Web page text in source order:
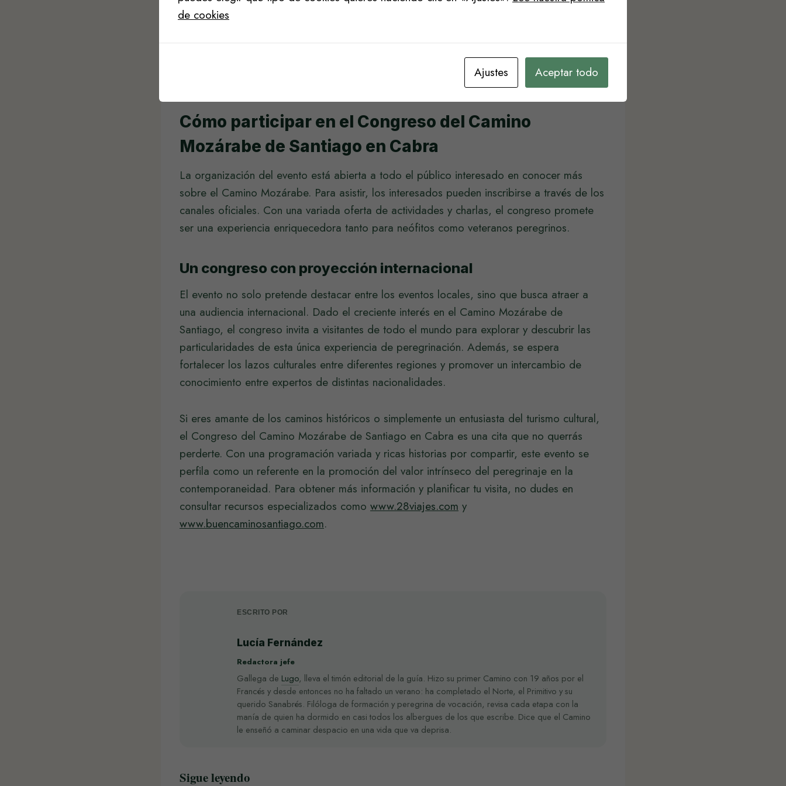
El congreso se enfoca no solo en el camino en sí, sino también en las comunidades
locales que lo sostienen. Se discutirán estrategias para que los pueblos a lo largo de la
ruta se beneficien del turismo que genera el Camino Mozárabe. Se destacará cómo estas
comunidades pueden preservar su cultura y tradiciones mientras acogen a los miles de
Cómo participar en el Congreso del Camino
Mozárabe de Santiago en Cabra
La organización del evento está abierta a todo el público interesado en conocer más
sobre el Camino Mozárabe. Para asistir, los interesados pueden inscribirse a través de los
canales oficiales. Con una variada oferta de actividades y charlas, el congreso promete
ser una experiencia enriquecedora tanto para neófitos como veteranos peregrinos.
Un congreso con proyección internacional
El evento no solo pretende destacar entre los eventos locales, sino que busca atraer a
una audiencia internacional. Dado el creciente interés en el Camino Mozárabe de
Santiago, el congreso invita a visitantes de todo el mundo para explorar y descubrir las
particularidades de esta única experiencia de peregrinación. Además, se espera
fortalecer los lazos culturales entre diferentes regiones y promover un intercambio de
conocimiento entre expertos de distintas nacionalidades.
Si eres amante de los caminos históricos o simplemente un entusiasta del turismo cultural,
el Congreso del Camino Mozárabe de Santiago en Cabra es una cita que no querrás
perderte. Con una programación variada y ricas historias por compartir, este evento se
perfila como un referente en la promoción del valor intrínseco del peregrinaje en la
contemporaneidad. Para obtener más información y planificar tu visita, no dudes en
consultar recursos especializados como www.28viajes.com y
www.buencaminosantiago.com.
ESCRITO POR
Lucía Fernández
Redactora jefe
Gallega de Lugo, lleva el timón editorial de la guía. Hizo su primer Camino con 19 años por el
Francés y desde entonces no ha faltado un verano: ha completado el Norte, el Primitivo y su
querido Sanabrés. Filóloga de formación y peregrina de vocación, revisa cada etapa con la
manía de quien ha dormido en casi todos los albergues de los que escribe. Dice que el Camino
le enseñó a caminar despacio en una vida que va deprisa.
Sigue leyendo
de cookies
Ajustes Aceptar todo